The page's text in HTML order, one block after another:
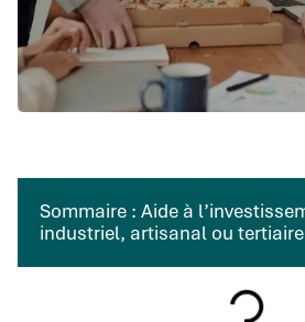
Sommaire : Aide à
industriel, artisanal ou tertiaire